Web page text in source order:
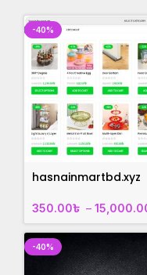
-40%
hasnainmartbd.xyz
ওয়েবসাইট
350.00৳ –
-40%